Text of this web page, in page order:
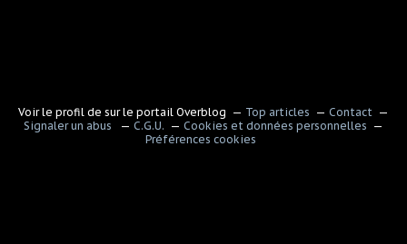
Voir le profil de sur le portail Overblog Top articles
Contact
Signaler un abus
C.G.U.
Cookies et données personnelles
Préférences cookies